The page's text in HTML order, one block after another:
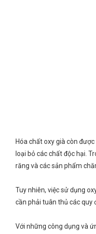
Hóa chất oxy già còn
loại bỏ các chất độc hại.
răng và các sản phẩm
Tuy nhiên, việc sử dụng
cần phải tuân thủ các quy
Với những công dụng và